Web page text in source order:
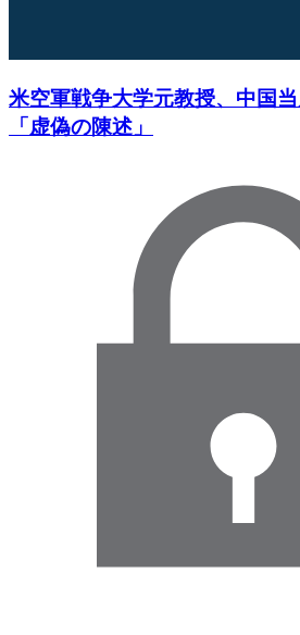
米空軍戦争大学元教授、中国
「虚偽の陳述」